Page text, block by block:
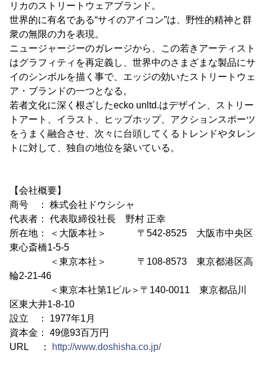
リカのストリートウェアブランド。
世界的に有名である“サイのアイコン”は、野性的精神と群
衆の無限の力を表現。
ニュージャージーのガレージから、この若きアーティスト
はグラフィティを再定義し、世界中のさまざまな製品にサ
イのシンボルを描く事で、エッジの効いたストリートウェ
ア・ブランドの一つとなる。
若者文化に深く根ざしたecko unltd.はデザイン、ストリー
トアート、イラスト、ヒップホップ、アクションスポーツ
をうまく融合させ、次々に台頭してくるトレンドやタレン
トに対して、独自の地位を築いている。
【会社概要】
商号 ： 株式会社ドウシシャ
代表者： 代表取締役社長 野村 正幸
所在地： ＜大阪本社＞ 〒542-8525 大阪市中央区
東心斎橋1-5-5
＜東京本社＞ 〒108-8573 東京都港区高
輪2-21-46
＜東京本社第1ビル＞〒140-0011 東京都品川
区東大井1-8-10
設立 ： 1977年1月
資本金： 49億93百万円
URL ：
http://www.doshisha.co.jp/